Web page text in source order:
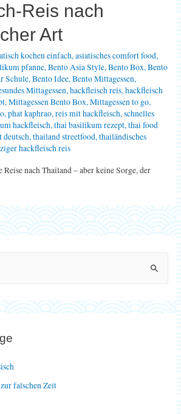
Reis nach
Art
kochen einfach,asiatisches comfort food,
pfanne,Bento Asia Style,Bento Box,Bento
Schule,Bento Idee,Bento Mittagessen,
Mittagessen,hackfleisch reis,hackfleisch
,Mittagessen Bento Box,Mittagessen to go,
,phat kaphrao,reis mit hackfleisch,schnelles
hackfleisch,thai basilikum rezept,thai food
deutsch,thailand streetfood,thailändisches
hackfleisch reis
nach Thailand – aber keine Sorge, der
falschen Zeit